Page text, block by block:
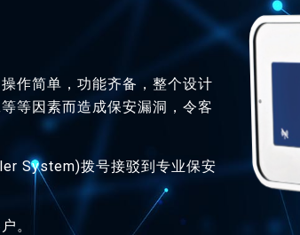
作简单，功能齐备，整个设计
等因素而造成保安漏洞，令客
System)拨号接驳到专业保安
。